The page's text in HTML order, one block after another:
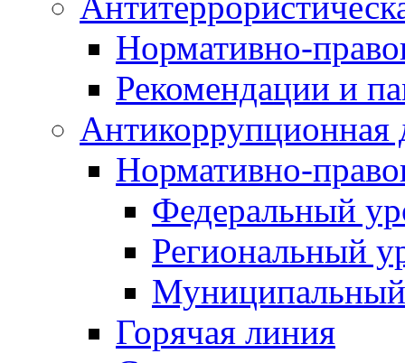
Нормативно-
Рекомендации и
Антикоррупционная
Нормативно-
Федеральный
Региональный
Горячая линия